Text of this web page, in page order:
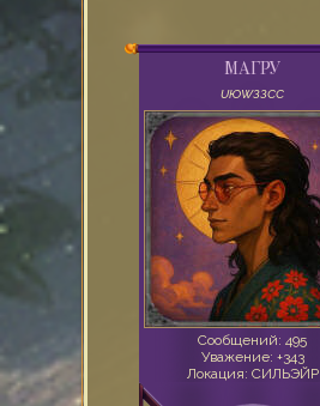
МАГРУ
UЮWЗЗСС
Сообщений: 495
Уважение: +343
Локация: СИЛЬЭЙР